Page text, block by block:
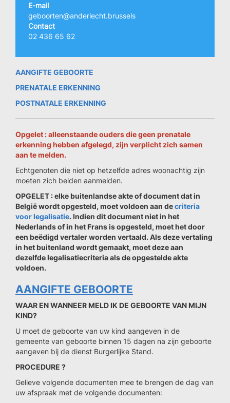
E-mail
geboorten@anderlecht.brussels
Contact
02 436 65 62
AANGIFTE GEBOORTE
PRENATALE ERKENNING
POSTNATALE ERKENNING
Opgelet : alleenstaande ouders die geen prenatale
erkenning hebben afgelegd, zijn verplicht zich samen
aan te melden.
Echtgenoten die niet op hetzelfde adres woonachtig zijn
moeten zich beiden aanmelden.
OPGELET : elke buitenlandse akte of document dat in
België wordt opgesteld, moet voldoen aan decriteria
voor legalisatie. Indien dit document niet in het
Nederlands of in het Frans is opgesteld, moet het door
een beëdigd vertaler worden vertaald. Als deze vertaling
in het buitenland wordt gemaakt, moet deze aan
dezelfde legalisatiecriteria als de opgestelde akte
voldoen.
AANGIFTE GEBOORTE
WAAR EN WANNEER MELD IK DE GEBOORTE VAN MIJN
KIND?
U moet de geboorte van uw kind aangeven in de
gemeente van geboorte binnen 15 dagen na zijn geboorte
aangeven bij de dienst Burgerlijke Stand.
PROCEDURE ?
Gelieve volgende documenten mee te brengen de dag van
uw afspraak met de volgende documenten: